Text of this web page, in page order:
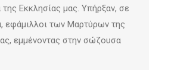
Εκκλησίας μας. Υπήρξαν, σε
εφάμιλλοι των Μαρτύρων της
εμμένοντας στην σώζουσα